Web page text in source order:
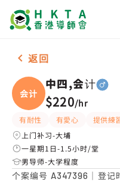
男-1名 中四,会计，大
返回
会计
中四,会计
$220/hr
有耐性 有愛心 提供練
上门补习-大埔
一星期1日-1.5小时/堂
男导师-大学程度
个案编号 A347396 ｜登